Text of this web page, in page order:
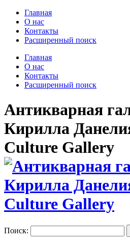
Главная
О нас
Контакты
Расширенный поиск
Главная
О нас
Контакты
Расширенный поиск
Антикварная
Кирилла
Culture Gallery
Поиск: